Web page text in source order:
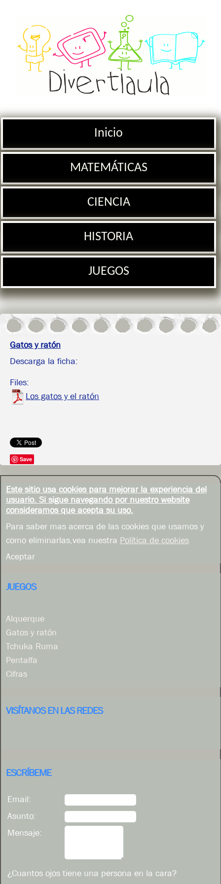
Inicio
MATEMÁTICAS
CIENCIA
HISTORIA
JUEGOS
Gatos y ratón
Descarga la ficha:
Files:
Los gatos y el ratón
Save
Este sitio usa cookies para mejorar la experiencia del
usuario. Si sigue navegando por nuestro website
consideramos que acepta su uso.
Para saber mas acerca de las cookies que usamos y
como eliminarlas,vea nuestra Política de cookies
Aceptar
JUEGOS
Alquerque
Gatos y ratón
Tchuka Ruma
Pentalfa
Cifras
VISÍTANOS EN LAS REDES
ESCRÍBEME
Email:
Asunto:
Mensaje:
¿Cuantos ojos tiene una persona en la cara?